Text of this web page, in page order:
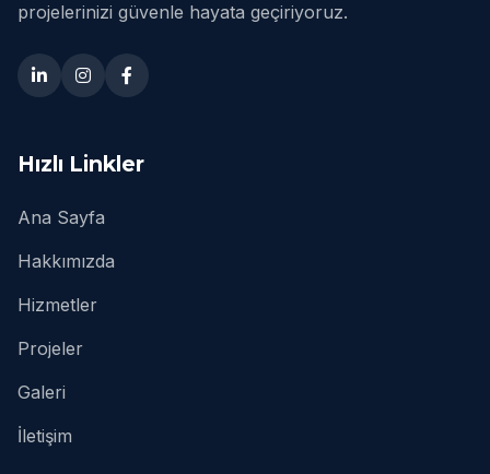
projelerinizi güvenle hayata geçiriyoruz.
Hızlı Linkler
Ana Sayfa
Hakkımızda
Hizmetler
Projeler
Galeri
İletişim